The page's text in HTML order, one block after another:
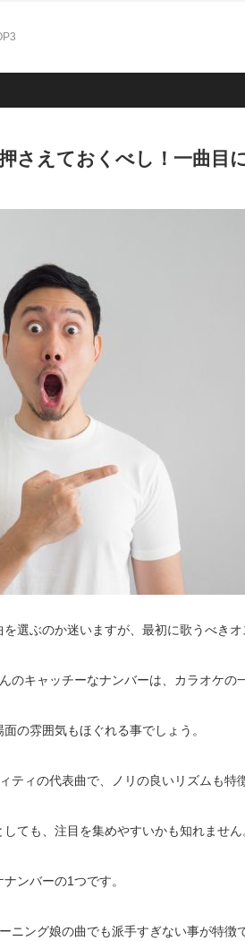
さえておくべし！一曲目
選ぶのか迷いますが、最初に歌うべきオ
のキャッチーなナンバーは、カラオケの
の雰囲気もほぐれる事でしょう。
ティの代表曲で、ノリの良いリズムも特
ても、注目を集めやすいかも知れません
ンバーの1つです。
ニング娘の曲でも派手すぎない事が特徴